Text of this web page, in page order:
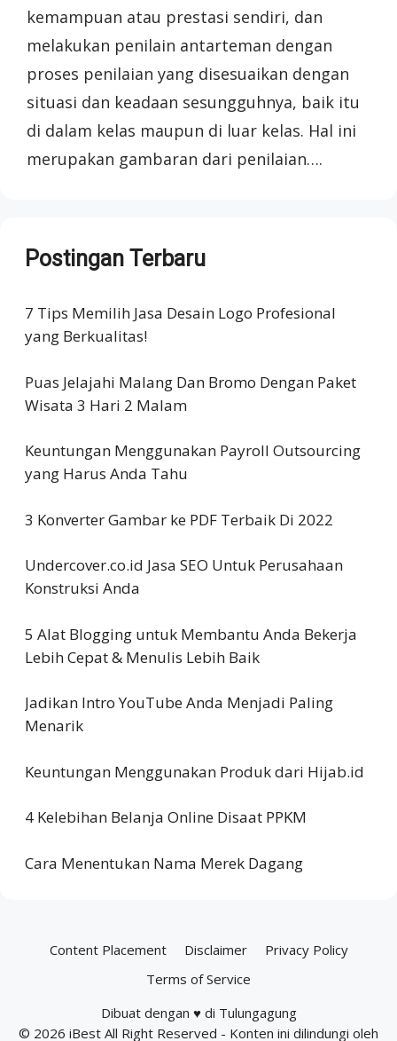
kemampuan atau prestasi sendiri, dan
melakukan penilain antarteman dengan
proses penilaian yang disesuaikan dengan
situasi dan keadaan sesungguhnya, baik itu
di dalam kelas maupun di luar kelas. Hal ini
merupakan gambaran dari penilaian….
Postingan Terbaru
7 Tips Memilih Jasa Desain Logo Profesional
yang Berkualitas!
Puas Jelajahi Malang Dan Bromo Dengan Paket
Wisata 3 Hari 2 Malam
Keuntungan Menggunakan Payroll Outsourcing
yang Harus Anda Tahu
3 Konverter Gambar ke PDF Terbaik Di 2022
Undercover.co.id Jasa SEO Untuk Perusahaan
Konstruksi Anda
5 Alat Blogging untuk Membantu Anda Bekerja
Lebih Cepat & Menulis Lebih Baik
Jadikan Intro YouTube Anda Menjadi Paling
Menarik
Keuntungan Menggunakan Produk dari Hijab.id
4 Kelebihan Belanja Online Disaat PPKM
Cara Menentukan Nama Merek Dagang
Content Placement Disclaimer
Privacy Policy
Terms of Service
Dibuat dengan ♥ di Tulungagung
© 2026 iBest All Right Reserved - Konten ini dilindungi oleh